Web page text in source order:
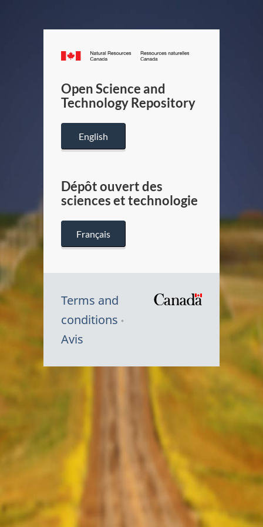
Canada.ca
/
Canada
Open Science and
Technology Repository
English
Dépôt ouvert des
sciences et technologie
Français
Terms and
conditions
Avis
Symbole
Canada